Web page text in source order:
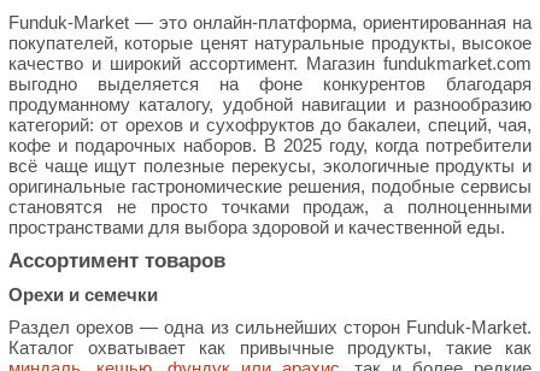
Funduk-Market — это онлайн-платформа, ориентированная на
покупателей, которые ценят натуральные продукты, высокое
качество и широкий ассортимент. Магазин fundukmarket.com
выгодно выделяется на фоне конкурентов благодаря
продуманному каталогу, удобной навигации и разнообразию
категорий: от орехов и сухофруктов до бакалеи, специй, чая,
кофе и подарочных наборов. В 2025 году, когда потребители
всё чаще ищут полезные перекусы, экологичные продукты и
оригинальные гастрономические решения, подобные сервисы
становятся не просто точками продаж, а полноценными
пространствами для выбора здоровой и качественной еды.
Ассортимент товаров
Орехи и семечки
Раздел орехов — одна из сильнейших сторон Funduk-Market.
Каталог охватывает как привычные продукты, такие как